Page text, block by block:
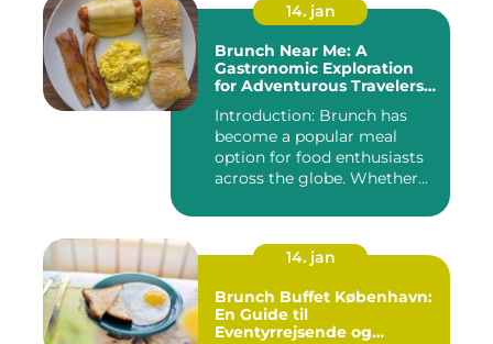
14. jan
Brunch Near Me: A
Gastronomic Exploration
for Adventurous Travelers
Introduction: Brunch has
become a popular meal
option for food enthusiasts
across the globe. Whether...
14. jan
Brunch Buffet København:
En Guide til
Eventyrrejsende og